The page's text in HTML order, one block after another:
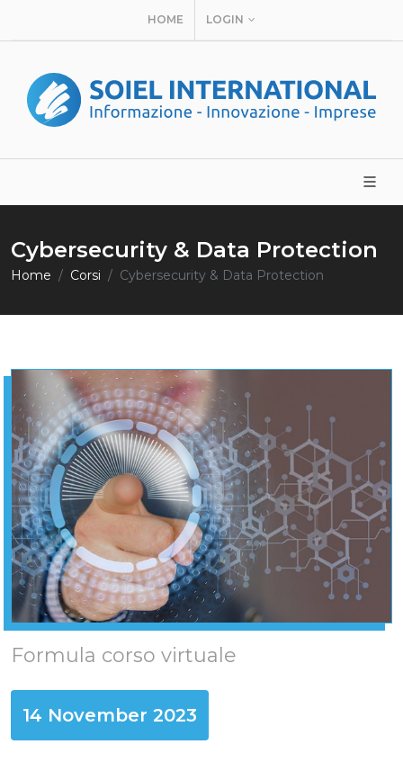
HOME LOGIN
Cybersecurity & Data Protection
Home Corsi Cybersecurity & Data Protection
Formula corso virtuale
14 November 2023